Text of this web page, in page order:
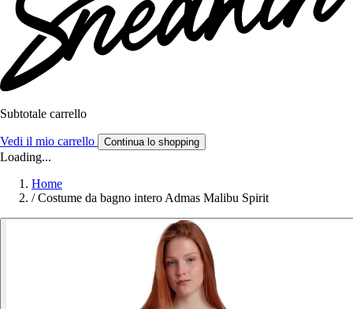
Subtotale carrello
Vedi il mio carrello Continua lo shopping
Loading...
Home
/ Costume da bagno intero Admas Malibu Spirit